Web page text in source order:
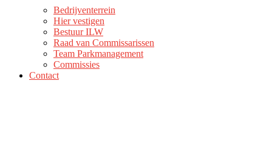
Bedrijventerrein
Hier vestigen
Bestuur ILW
Raad van Commissarissen
Team Parkmanagement
Commissies
Contact